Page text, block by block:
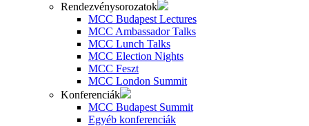
Rendezvénysorozatok
MCC Budapest Lectures
MCC Ambassador Talks
MCC Lunch Talks
MCC Election Nights
MCC Feszt
MCC London Summit
Konferenciák
MCC Budapest Summit
Egyéb konferenciák